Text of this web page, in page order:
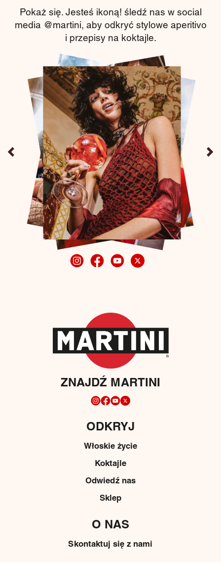
Pokaż się. Jesteś ikoną! śledź nas w social
media @martini, aby odkryć stylowe aperitivo
i przepisy na koktajle.
ZNAJDŹ MARTINI
ODKRYJ
Włoskie życie
Koktajle
Odwiedź nas
Sklep
O NAS
Skontaktuj się z nami